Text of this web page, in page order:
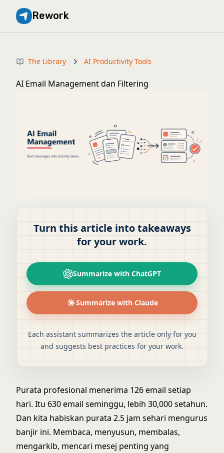
Rework
The Library AI Productivity Tools
AI Email Management dan Filtering
Turn this article into takeaways
for your work.
Summarize with ChatGPT
Summarize with Claude
Each assistant summarizes the article only for you
and suggests best practices for your work.
Purata profesional menerima 126 email setiap
hari. Itu 630 email seminggu, lebih 30,000 setahun.
Dan kita habiskan purata 2.5 jam sehari mengurus
banjir ini. Membaca, menyusun, membalas,
mengarkib, mencari mesej penting yang